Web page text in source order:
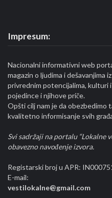
Impresum:
Nacionalni informativni web
magazin o ljudima i dešavanjima
privrednim potencijalima, kulturi
pojedince i njihove priče.
Opšti cilj nam je da obezbedimo
kvalitetno informisanje svih
Svi sadržaji na portalu “Lokalne
obavezno navođenje izvora.
Registarski broj u APR:
E-mail:
vestilokalne@gmail.com